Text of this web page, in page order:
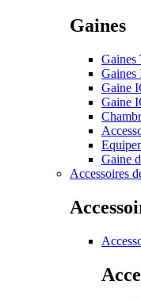
Gaines
Gaines
Gaines
Gaine
Gaine
Gaine
Accessoires